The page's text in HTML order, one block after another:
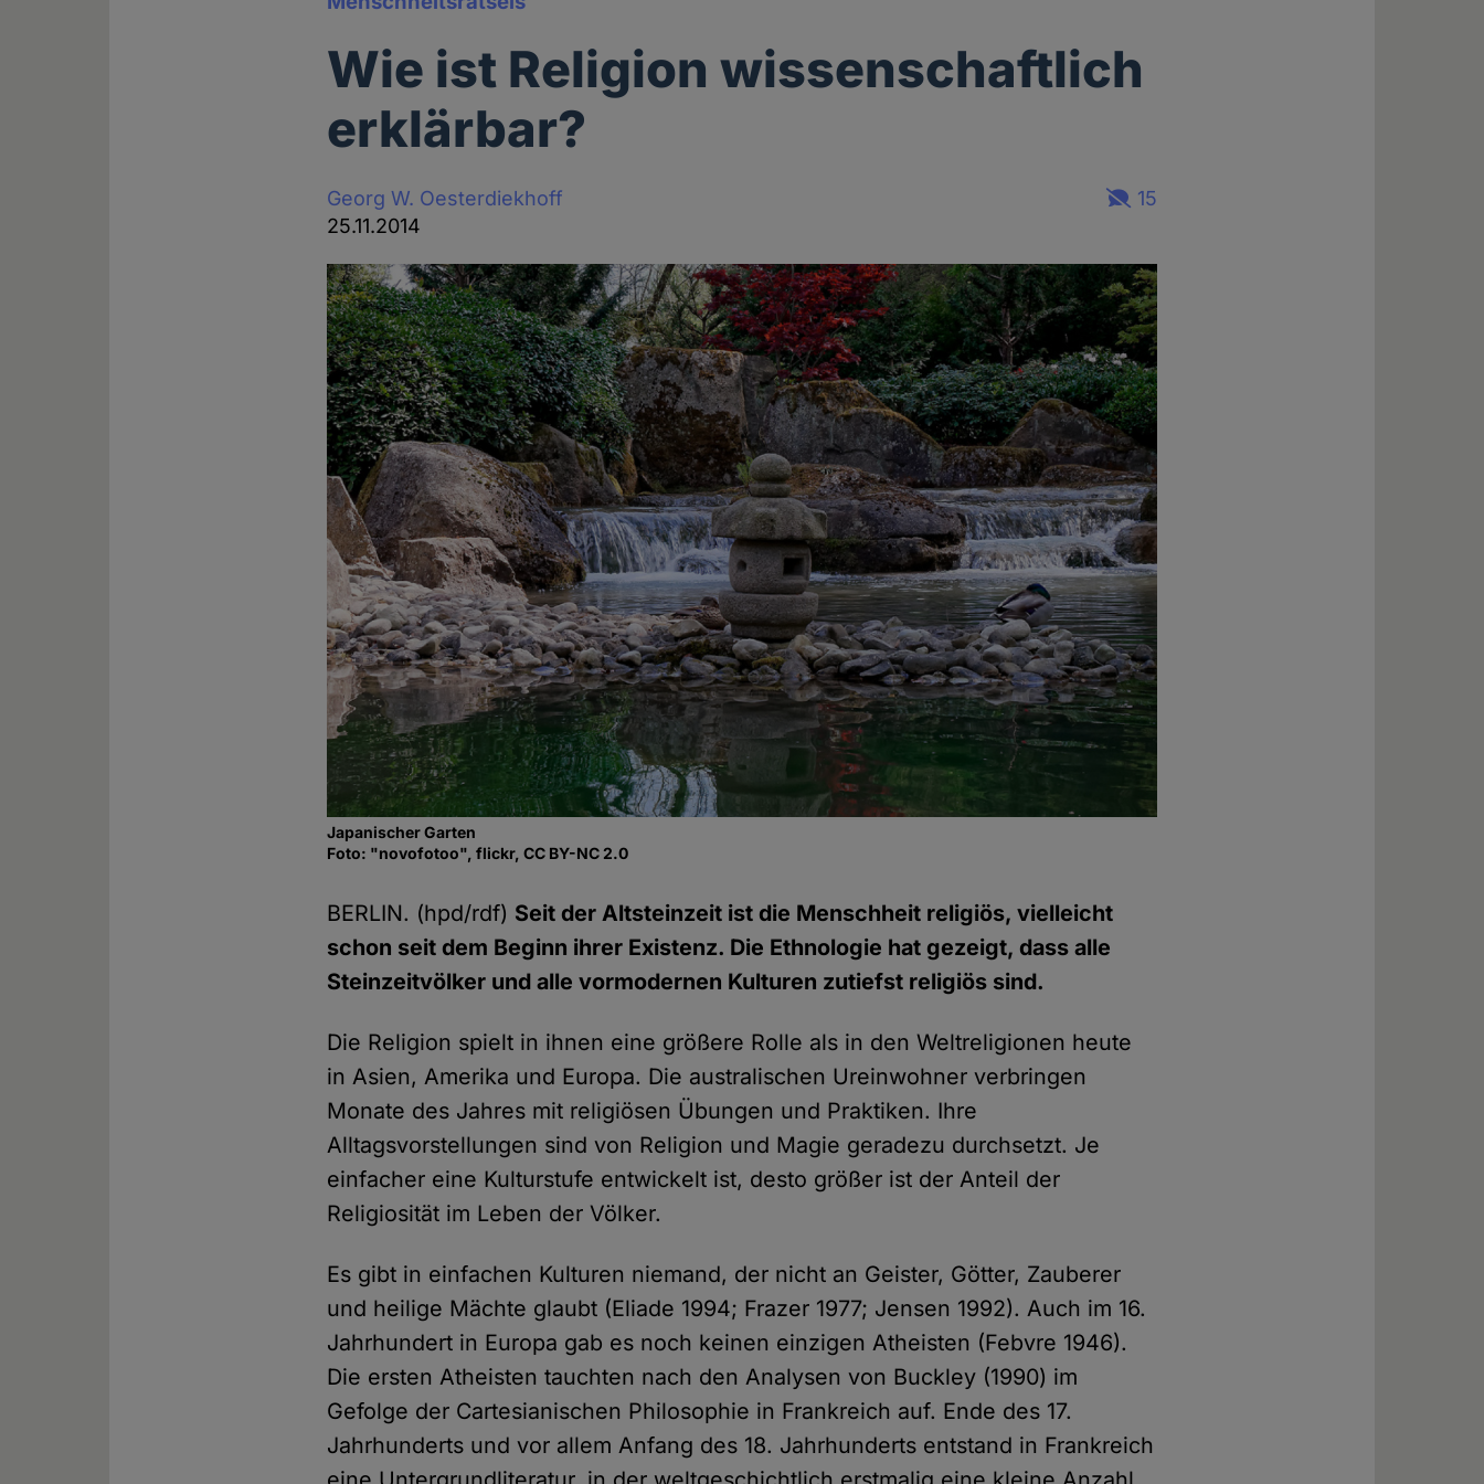
Wie ist Religion wissenschaftlich
erklärbar?
Georg W. Oesterdiekhoff
25.11.2014
15
Japanischer Garten
Foto: "novofotoo", flickr, CC BY-NC 2.0
BERLIN. (hpd/rdf) Seit der Altsteinzeit ist die Menschheit religiös, vielleicht
schon seit dem Beginn ihrer Existenz. Die Ethnologie hat gezeigt, dass alle
Steinzeitvölker und alle vormodernen Kulturen zutiefst religiös sind.
Die Religion spielt in ihnen eine größere Rolle als in den Weltreligionen heute
in Asien, Amerika und Europa. Die australischen Ureinwohner verbringen
Monate des Jahres mit religiösen Übungen und Praktiken. Ihre
Alltagsvorstellungen sind von Religion und Magie geradezu durchsetzt. Je
einfacher eine Kulturstufe entwickelt ist, desto größer ist der Anteil der
Religiosität im Leben der Völker.
Es gibt in einfachen Kulturen niemand, der nicht an Geister, Götter, Zauberer
und heilige Mächte glaubt (Eliade 1994; Frazer 1977; Jensen 1992). Auch im 16.
Jahrhundert in Europa gab es noch keinen einzigen Atheisten (Febvre 1946).
Die ersten Atheisten tauchten nach den Analysen von Buckley (1990) im
Gefolge der Cartesianischen Philosophie in Frankreich auf. Ende des 17.
Jahrhunderts und vor allem Anfang des 18. Jahrhunderts entstand in Frankreich